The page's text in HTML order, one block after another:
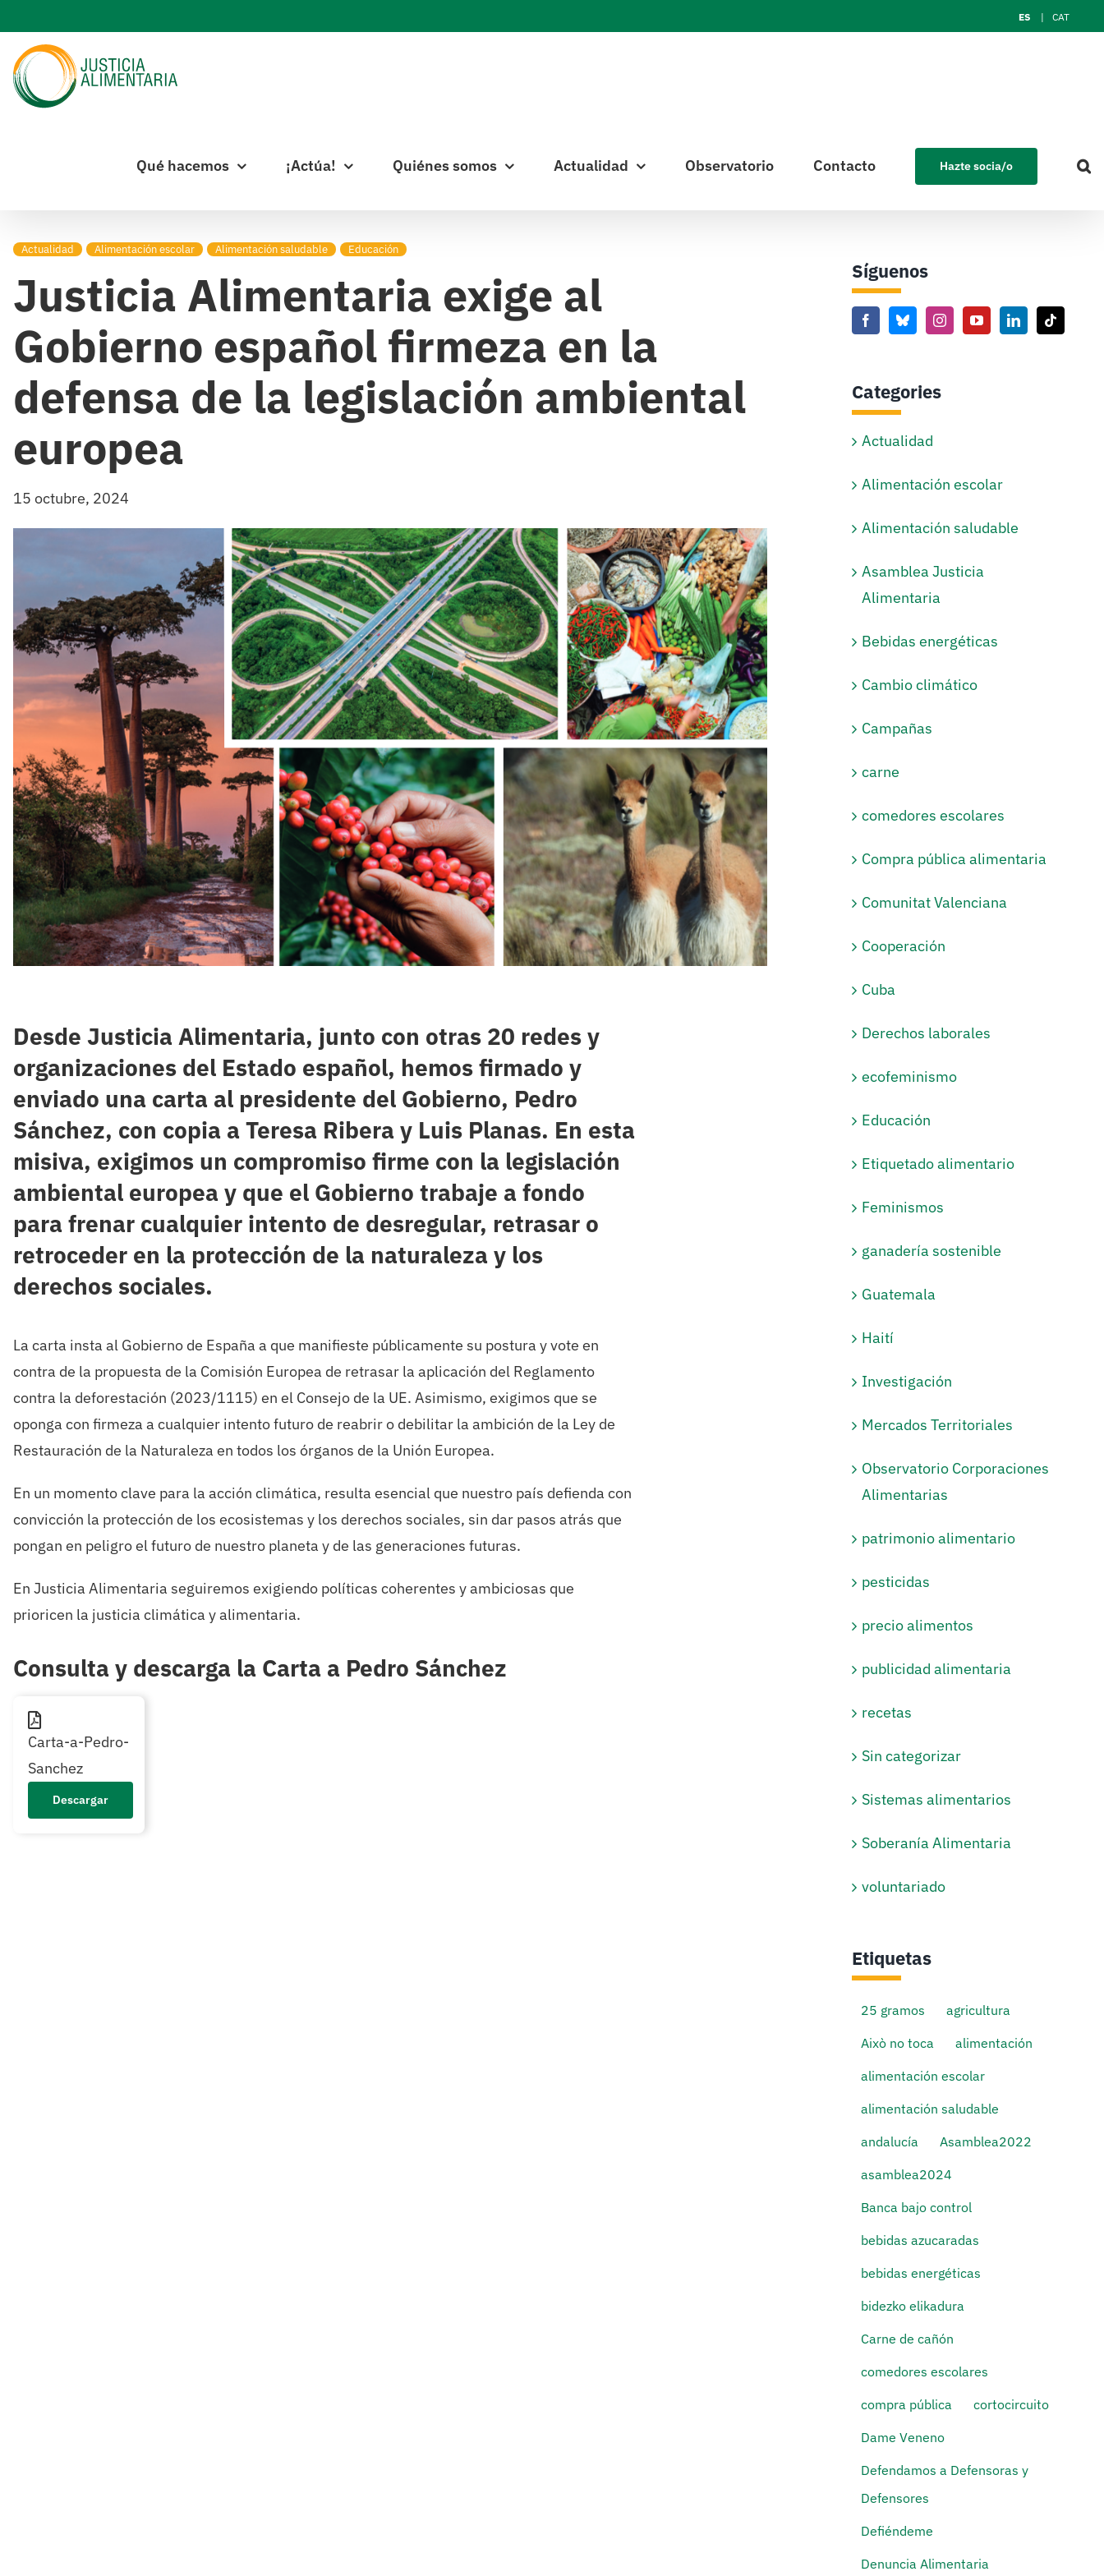
to
content
ES CAT
Qué hacemos ¡Actúa! Quiénes somos Actualidad Observatorio Contacto Hazte socia/o
Actualidad Alimentación escolar Alimentación saludable Educación
Justicia Alimentaria exige al
Gobierno español firmeza en la
defensa de la legislación ambiental
europea
15 octubre, 2024
Desde Justicia Alimentaria, junto con otras 20 redes y
organizaciones del Estado español, hemos firmado y
enviado una carta al presidente del Gobierno, Pedro
Sánchez, con copia a Teresa Ribera y Luis Planas. En esta
misiva, exigimos un compromiso firme con la legislación
ambiental europea y que el Gobierno trabaje a fondo
para frenar cualquier intento de desregular, retrasar o
retroceder en la protección de la naturaleza y los
derechos sociales.
La carta insta al Gobierno de España a que manifieste públicamente su postura y vote en
contra de la propuesta de la Comisión Europea de retrasar la aplicación del Reglamento
contra la deforestación (2023/1115) en el Consejo de la UE. Asimismo, exigimos que se
oponga con firmeza a cualquier intento futuro de reabrir o debilitar la ambición de la Ley de
Restauración de la Naturaleza en todos los órganos de la Unión Europea.
En un momento clave para la acción climática, resulta esencial que nuestro país defienda con
convicción la protección de los ecosistemas y los derechos sociales, sin dar pasos atrás que
pongan en peligro el futuro de nuestro planeta y de las generaciones futuras.
En Justicia Alimentaria seguiremos exigiendo políticas coherentes y ambiciosas que
prioricen la justicia climática y alimentaria.
Consulta y descarga la Carta a Pedro Sánchez
Carta-a-Pedro-
Sanchez
Descargar
Síguenos
Categories
Actualidad
Alimentación escolar
Alimentación saludable
Asamblea Justicia
Alimentaria
Bebidas energéticas
Cambio climático
Campañas
carne
comedores escolares
Compra pública alimentaria
Comunitat Valenciana
Cooperación
Cuba
Derechos laborales
ecofeminismo
Educación
Etiquetado alimentario
Feminismos
ganadería sostenible
Guatemala
Haití
Investigación
Mercados Territoriales
Observatorio Corporaciones
Alimentarias
patrimonio alimentario
pesticidas
precio alimentos
publicidad alimentaria
recetas
Sin categorizar
Sistemas alimentarios
Soberanía Alimentaria
voluntariado
Etiquetas
25 gramos
agricultura
Això no toca
alimentación
alimentación escolar
alimentación saludable
andalucía
Asamblea2022
asamblea2024
Banca bajo control
bebidas azucaradas
bebidas energéticas
bidezko elikadura
Carne de cañón
comedores escolares
compra pública
cortocircuito
Dame Veneno
Defendamos a Defensoras y
Defensores
Defiéndeme
Denuncia Alimentaria